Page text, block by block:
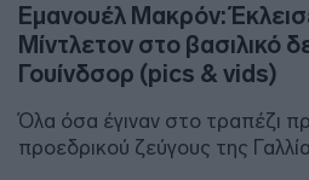
Εμανουέλ Μακρόν:
Μίντλετον στο βασιλικό
Γουίνδσορ (pics & vids)
Όλα όσα έγιναν στο τραπέζι
προεδρικού ζεύγους της